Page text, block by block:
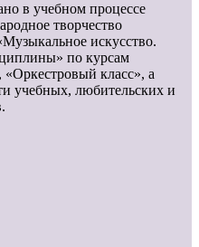
в учебном процессе
творчество
искусство.
по курсам
класс», а
учебных, любительских и